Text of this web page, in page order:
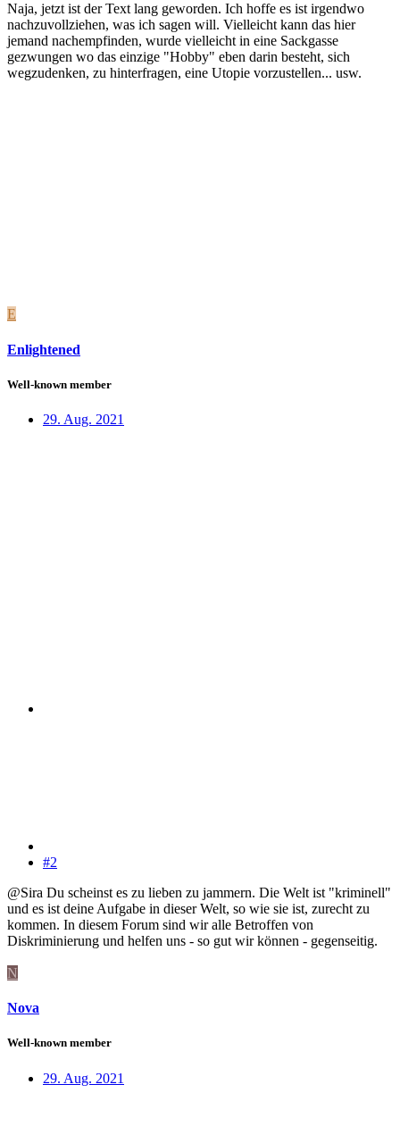
Naja, jetzt ist der Text lang geworden. Ich hoffe es ist irgendwo
nachzuvollziehen, was ich sagen will. Vielleicht kann das hier
jemand nachempfinden, wurde vielleicht in eine Sackgasse
gezwungen wo das einzige "Hobby" eben darin besteht, sich
wegzudenken, zu hinterfragen, eine Utopie vorzustellen... usw.
E
Enlightened
Well-known member
29. Aug. 2021
#2
@Sira Du scheinst es zu lieben zu jammern. Die Welt ist "kriminell"
und es ist deine Aufgabe in dieser Welt, so wie sie ist, zurecht zu
kommen. In diesem Forum sind wir alle Betroffen von
Diskriminierung und helfen uns - so gut wir können - gegenseitig.
N
Nova
Well-known member
29. Aug. 2021